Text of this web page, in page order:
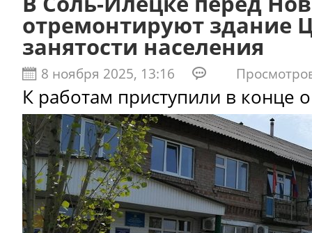
отремонтируют здание
занятости населения
8 ноября 2025, 13:16
К работам приступили в конце